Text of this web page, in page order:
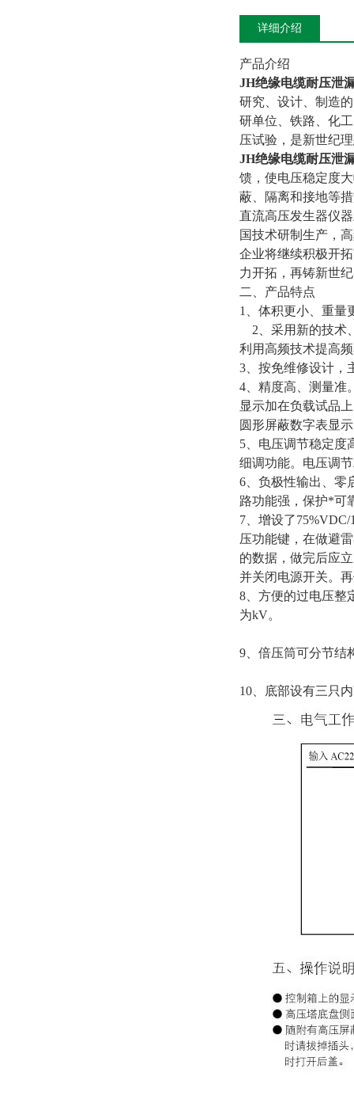
详细介绍
产品介绍
JH绝缘电缆耐压泄
研究、设计、制造
研单位、铁路、化
压试验，是新世纪
JH绝缘电缆耐压泄
馈，使电压稳定度
蔽、隔离和接地等
直流高压发生器仪
国技术研制生产，
企业将继续积极开
力开拓，再铸新世
二、产品特点
1、体积更小、重量
2、采用新的技术
利用高频技术提高
3、按免维修设计，
4、精度高、测量准
显示加在负载试品
圆形屏蔽数字表显
5、电压调节稳定度
细调功能。电压调
6、负极性输出、零
路功能强，保护*可
7、增设了
压功能键，在做避
的数据，做完后应
并关闭电源开关。
8、方便的过电压整
为kV。
9、倍压筒可分节结
10、底部设有三只